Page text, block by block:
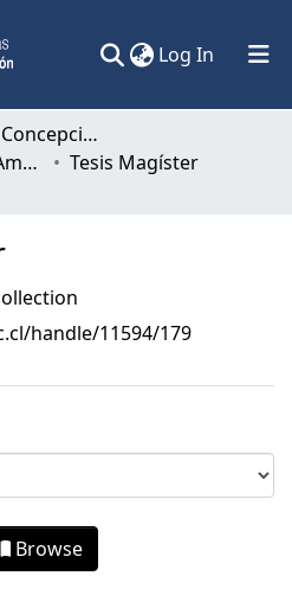
Log In (current)
Universidad de Concepción
Facultad de Ciencias Ambientales
Tesis Magíster
handle/11594/179
by Subject
Browse